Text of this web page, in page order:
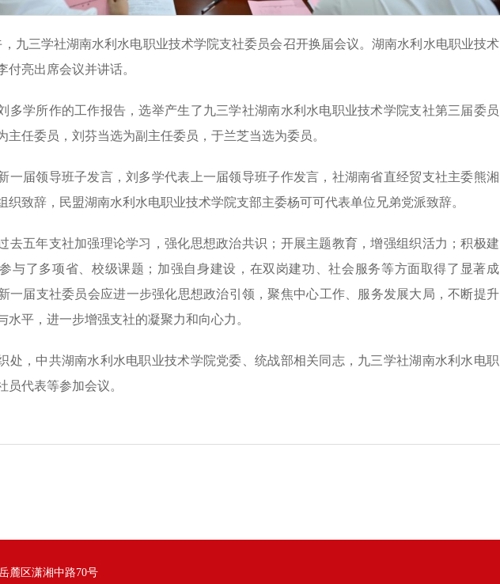
，九三学社湖南水利水电职业技术学院支社委员会召开换届会议。湖南水利水电职业技术
付亮出席会议并讲话。
多学所作的工作报告，选举产生了九三学社湖南水利水电职业技术学院支社第三届委员
主任委员，刘芬当选为副主任委员，于兰芝当选为委员。
一届领导班子发言，刘多学代表上一届领导班子作发言，社湖南省直经贸支社主委熊湘
织致辞，民盟湖南水利水电职业技术学院支部主委杨可可代表单位兄弟党派致辞。
去五年支社加强理论学习，强化思想政治共识；开展主题教育，增强组织活力；积极建
与了多项省、校级课题；加强自身建设，在双岗建功、社会服务等方面取得了显著成
一届支社委员会应进一步强化思想政治引领，聚焦中心工作、服务发展大局，不断提升
水平，进一步增强支社的凝聚力和向心力。
处，中共湖南水利水电职业技术学院党委、统战部相关同志，九三学社湖南水利水电职
员代表等参加会议。
麓区潇湘中路70号